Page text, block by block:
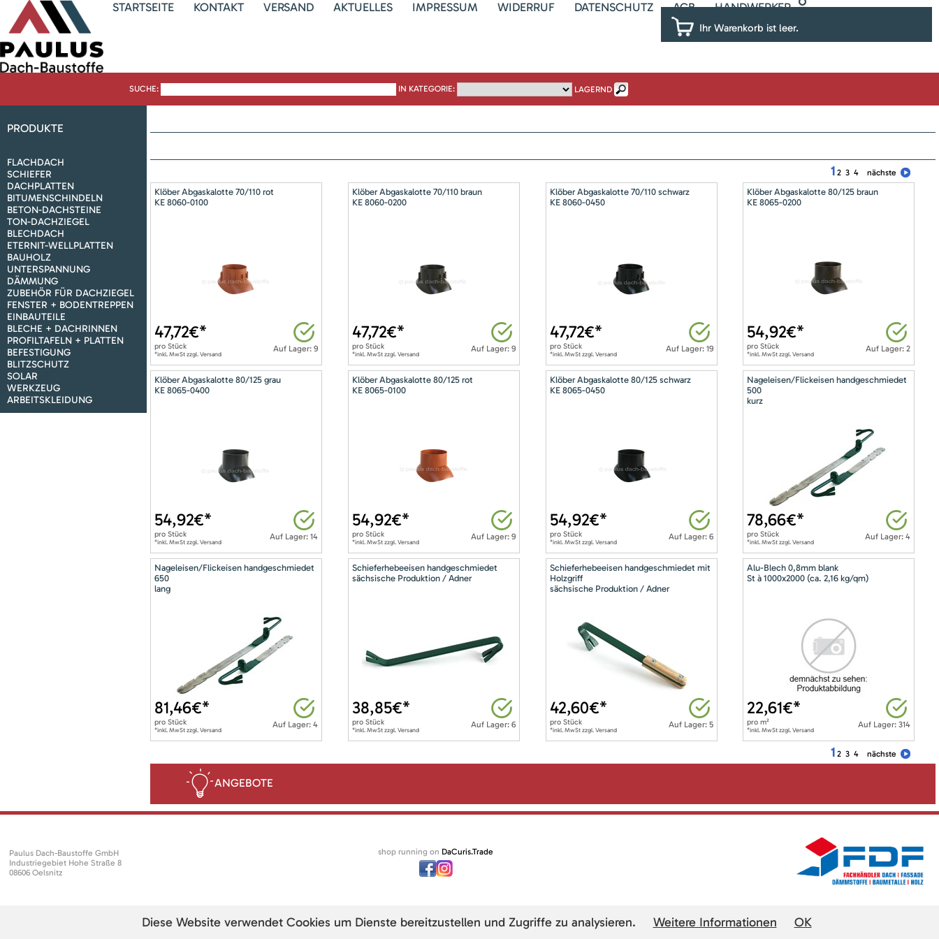
STARTSEITE KONTAKT VERSAND AKTUELLES IMPRESSUM WIDERRUF DATENSCHUTZ AGB HANDWERKER
Ihr Warenkorb ist leer.
SUCHE: IN KATEGORIE: LAGERND
PRODUKTE
FLACHDACH
SCHIEFER
DACHPLATTEN
BITUMENSCHINDELN
BETON-DACHSTEINE
TON-DACHZIEGEL
BLECHDACH
ETERNIT-WELLPLATTEN
BAUHOLZ
UNTERSPANNUNG
DÄMMUNG
ZUBEHÖR FÜR DACHZIEGEL
FENSTER + BODENTREPPEN
EINBAUTEILE
BLECHE + DACHRINNEN
PROFILTAFELN + PLATTEN
BEFESTIGUNG
BLITZSCHUTZ
SOLAR
WERKZEUG
ARBEITSKLEIDUNG
1 2 3 4 nächste
Klöber Abgaskalotte 70/110 rot
KE 8060-0100
Auf Lager: 9
47,72€*
pro Stück
*inkl. MwSt zzgl. Versand
Klöber Abgaskalotte 70/110 braun
KE 8060-0200
Auf Lager: 9
47,72€*
pro Stück
*inkl. MwSt zzgl. Versand
Klöber Abgaskalotte 70/110 schwarz
KE 8060-0450
Auf Lager: 19
47,72€*
pro Stück
*inkl. MwSt zzgl. Versand
Klöber Abgaskalotte 80/125 braun
KE 8065-0200
Auf Lager: 2
54,92€*
proStück
*inkl. MwSt zzgl. Versand
Klöber Abgaskalotte 80/125 grau
KE 8065-0400
Auf Lager: 14
54,92€*
pro Stück
*inkl. MwSt zzgl. Versand
Klöber Abgaskalotte 80/125 rot
KE 8065-0100
Auf Lager: 9
54,92€*
pro Stück
*inkl. MwSt zzgl. Versand
Klöber Abgaskalotte 80/125 schwarz
KE 8065-0450
Auf Lager: 6
54,92€*
pro Stück
*inkl. MwSt zzgl. Versand
Nageleisen/Flickeisen handgeschmiedet
500
kurz
Auf Lager: 4
78,66€*
proStück
*inkl. MwSt zzgl. Versand
Nageleisen/Flickeisen handgeschmiedet
650
lang
Auf Lager: 4
81,46€*
pro Stück
*inkl. MwSt zzgl. Versand
Schieferhebeeisen handgeschmiedet
sächsische Produktion / Adner
Auf Lager: 6
38,85€*
pro Stück
*inkl. MwSt zzgl. Versand
Schieferhebeeisen handgeschmiedet mit
Holzgriff
sächsische Produktion / Adner
Auf Lager: 5
42,60€*
pro Stück
*inkl. MwSt zzgl. Versand
Alu-Blech 0,8mm blank
St à 1000x2000 (ca. 2,16 kg/qm)
Auf Lager: 314
22,61€*
prom²
*inkl. MwSt zzgl. Versand
1 2 3 4 nächste
ANGEBOTE
Paulus Dach-Baustoffe GmbH
Industriegebiet Hohe Straße 8
08606 Oelsnitz
shop running on DaCuris.Trade
Diese Website verwendet Cookies um Dienste bereitzustellen und Zugriffe zu analysieren. Weitere Informationen OK